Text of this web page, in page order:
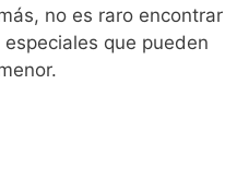
no es raro encontrar
especiales que pueden